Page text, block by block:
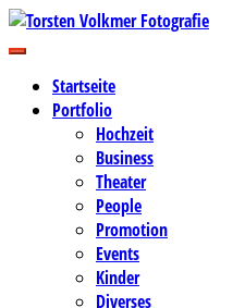
Zum
Inhalt
Torsten Volkmer
Business-, Portrait- und
Startseite
Portfolio
Hochzeit
Business
Theater
People
Promotion
Events
Kinder
Diverses